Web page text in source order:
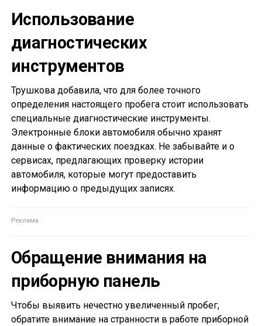
Использование
диагностических
инструментов
Трушкова добавила, что для более точного
определения настоящего пробега стоит использовать
специальные диагностические инструменты.
Электронные блоки автомобиля обычно хранят
данные о фактических поездках. Не забывайте и о
сервисах, предлагающих проверку истории
автомобиля, которые могут предоставить
информацию о предыдущих записях.
Обращение внимания на
приборную панель
Чтобы выявить нечестно увеличенный пробег,
обратите внимание на странности в работе приборной